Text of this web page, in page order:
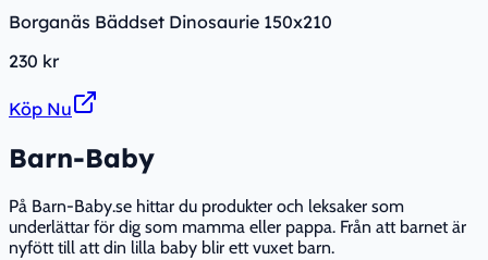
Borganäs Bäddset Dinosaurie 150x210
230 kr
Köp Nu
Barn-Baby
På Barn-Baby.se hittar du produkter och leksaker som
underlättar för dig som mamma eller pappa. Från att barnet är
nyfött till att din lilla baby blir ett vuxet barn.